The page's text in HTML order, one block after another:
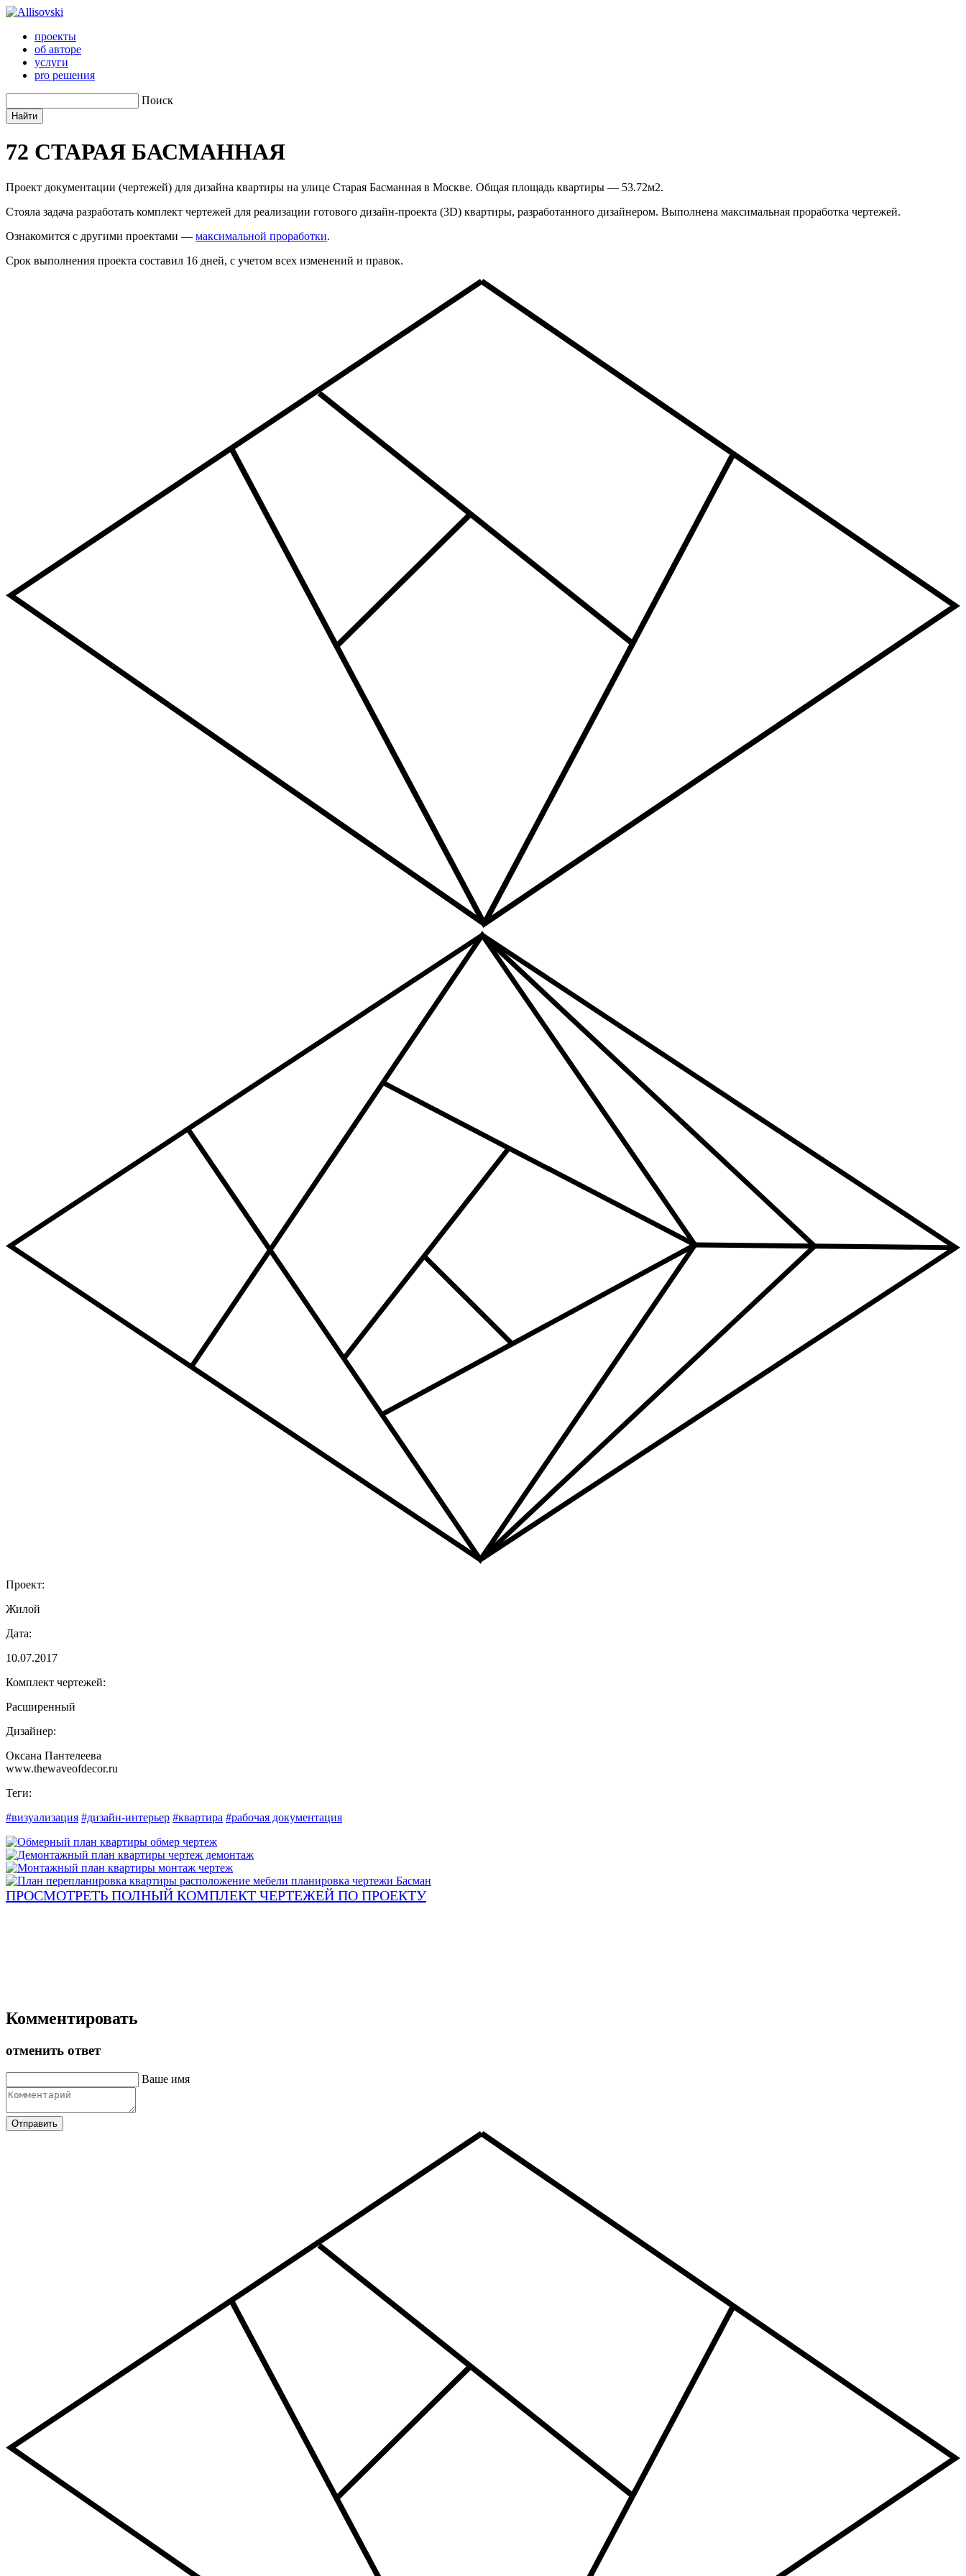
проекты
об авторе
услуги
pro решения
Поиск
72 СТАРАЯ БАСМАННАЯ
Проект документации (чертежей) для дизайна квартиры на улице Старая Басманная в Москве. Общая площадь квартиры — 53.72м2.
Стояла задача разработать комплект чертежей для реализации готового дизайн-проекта (3D) квартиры, разработанного дизайнером. Выполнена максимальная проработка чертежей.
Ознакомится с другими проектами — максимальной проработки.
Срок выполнения проекта составил 16 дней, с учетом всех изменений и правок.
Проект:
Жилой
Дата:
10.07.2017
Комплект чертежей:
Расширенный
Дизайнер:
Оксана Пантелеева
www.thewaveofdecor.ru
Теги:
#визуализация #дизайн-интерьер #квартира #рабочая документация
ПРОСМОТРЕТЬ ПОЛНЫЙ КОМПЛЕКТ ЧЕРТЕЖЕЙ ПО ПРОЕКТУ
Комментировать
отменить ответ
Ваше имя